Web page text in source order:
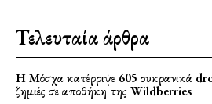
Τελευταία άρθρα
Η Μόσχα κατέρριψε 605 ουκρανικά
ζημιές σε αποθήκη της Wildberries